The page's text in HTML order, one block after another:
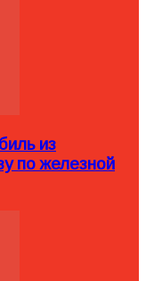
из
по железной